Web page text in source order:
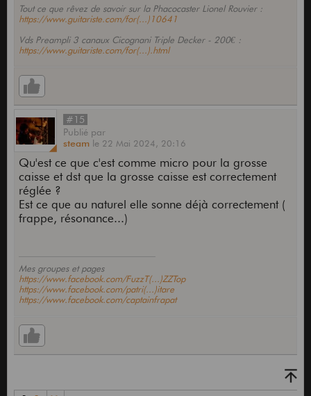
Tout ce que rêvez de savoir sur la Phacocaster Lionel Rouvier :
https://www.guitariste.com/for(...)10641
Vds Preampli 3 canaux Cicognani Triple Decker - 200€ :
https://www.guitariste.com/for(...).html
#15
Publié par
steam le 22 Mai 2024, 20:16
Qu'est ce que c'est comme micro pour la grosse
caisse et dst que la grosse caisse est correctement
réglée ?
Est ce que au naturel elle sonne déjà correctement (
frappe, résonance...)
Mes groupes et pages
https://www.facebook.com/FuzzT(...)ZZTop
https://www.facebook.com/patri(...)itare
https://www.facebook.com/captainfrapat